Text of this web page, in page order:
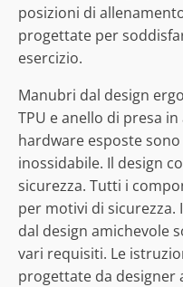
posizioni di
progettate per
esercizio.
Manubri dal design
TPU e anello di presa
hardware esposte
inossidabile. Il design
sicurezza. Tutti i
per motivi di
dal design amichevole
vari requisiti. Le
progettate da designer